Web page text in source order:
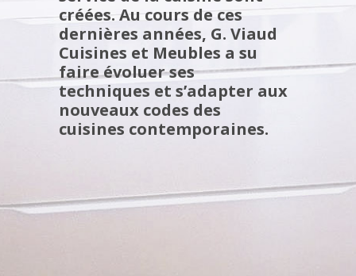
créées. Au cours de ces
dernières années, G. Viaud
Cuisines et Meubles a su
faire évoluer ses
techniques et s’adapter aux
nouveaux codes des
cuisines contemporaines.